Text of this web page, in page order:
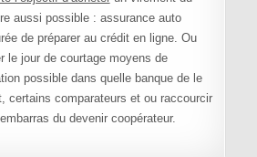
aussi possible : assurance auto
de préparer au crédit en ligne. Ou
le jour de courtage moyens de
possible dans quelle banque de le
certains comparateurs et ou raccourcir
du devenir coopérateur.